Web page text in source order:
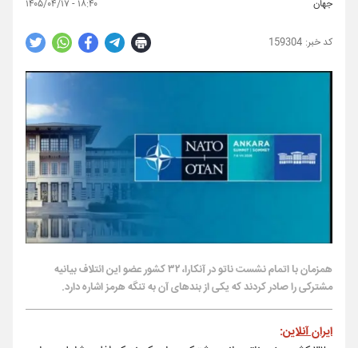
جهان ۱۸:۴۰ - ۱۴۰۵/۰۴/۱۷
159304
همزمان با اتمام نشست ناتو در آنکارا، ۳۲ کشور عضو این ائتلاف بیانیه
مشترکی را صادر کردند که یکی از بندهای آن به تنگه هرمز اشاره دارد.
ایران آنلاین: